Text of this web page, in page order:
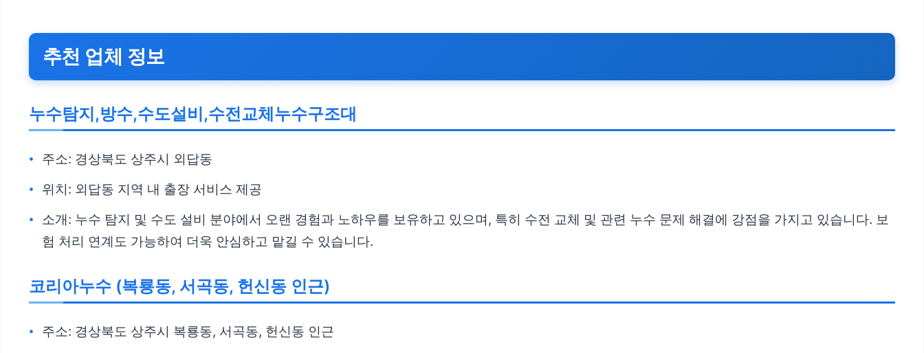
추천 업체 정보
누수탐지,방수,수도설비,수전교체누수구조대
주소: 경상북도 상주시 외답동
위치: 외답동 지역 내 출장 서비스 제공
소개: 누수 탐지 및 수도 설비 분야에서 오랜 경험과 노하우를 보유하고 있으며, 특히 수전 교체 및 관련 누수 문제 해결에 강점을 가지고 있습니다. 보
험 처리 연계도 가능하여 더욱 안심하고 맡길 수 있습니다.
코리아누수 (복룡동, 서곡동, 헌신동 인근)
주소: 경상북도 상주시 복룡동, 서곡동, 헌신동 인근